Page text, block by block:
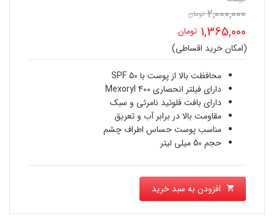
2,000,000 تومان
اصلی
2,000,000 تومان
بود.
1,365,000 تومان
قیمت
فعلی
1,365,000 تومان
است.
(امکان خرید اقساطی)
محافظت بالا از پوست با SPF 50
دارای فیلتر انحصاری Mexoryl 400
دارای بافت فلوئید نامرئی و سبک
مقاومت بالا در برابر آب و تعریق
مناسب پوست حساس اطراف چشم
حجم 50 میلی لیتر
افزودن به سبد خرید